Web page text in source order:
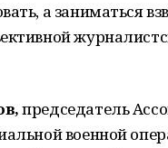
а заниматься
председатель
военной